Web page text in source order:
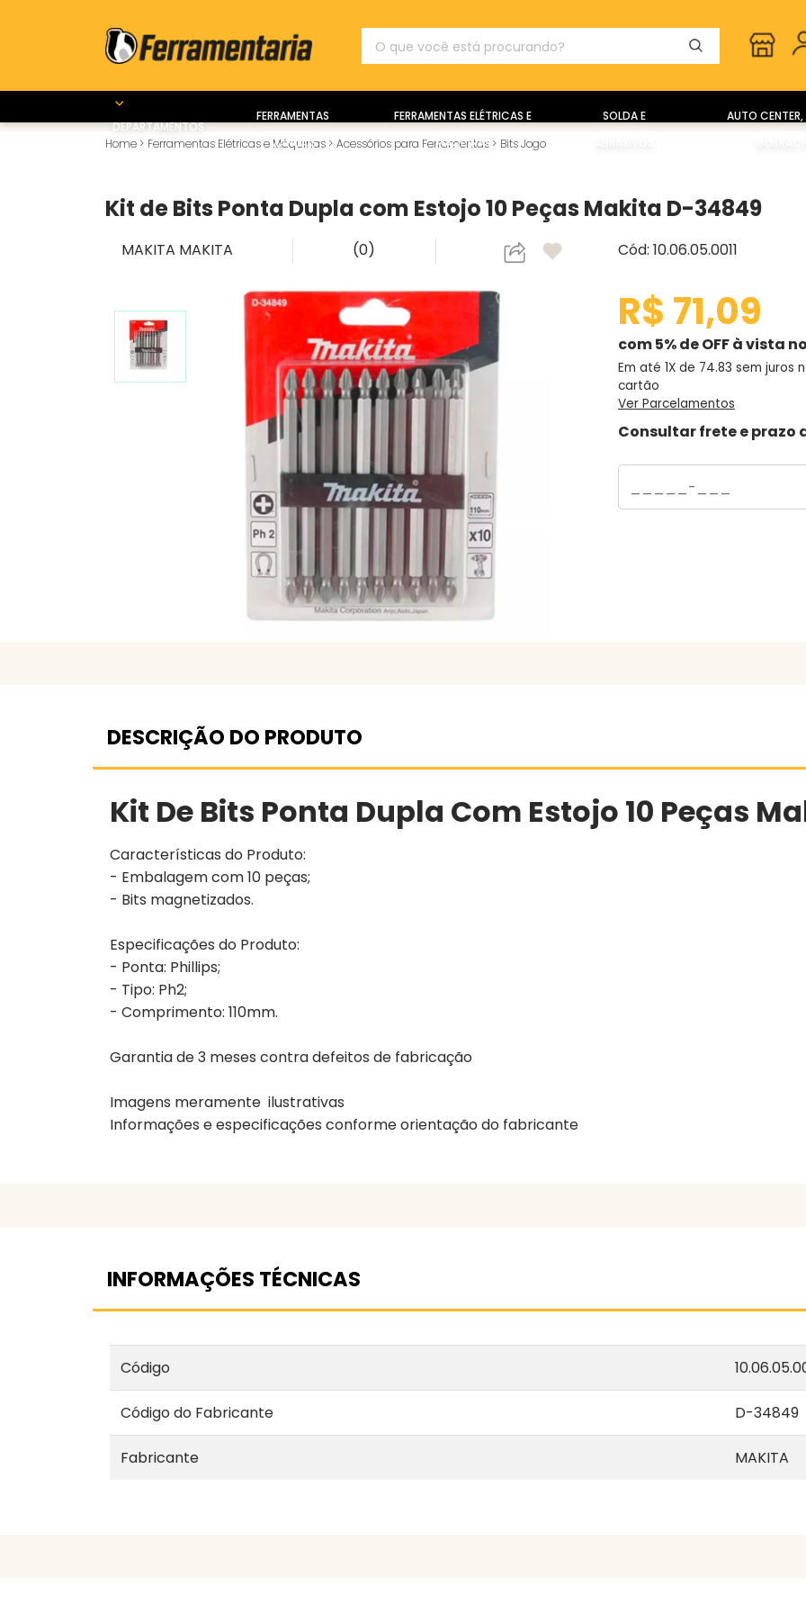
DEPARTAMENTOS
FERRAMENTAS
MANUAIS
FERRAMENTAS ELÉTRICAS E
MÁQUINAS
SOLDA E
AUTO CENTER,
Home > Ferramentas Elétricas e Máquinas > Acessórios para Ferramentas > Bits Jogo
Kit de Bits Ponta Dupla com Estojo 10 Peças Makita D-34849
MAKITA MAKITA (0) Cód: 10.06.05.0011
R$ 71,09
com 5% de OFF à vista
Em até 1X de 74.83 sem juros
cartão
Ver Parcelamentos
Consultar frete e prazo
DESCRIÇÃO DO PRODUTO
Kit De Bits Ponta Dupla Com Estojo 10 Peças
Características do Produto:
- Embalagem com 10 peças;
- Bits magnetizados.
Especificações do Produto:
- Ponta: Phillips;
- Tipo: Ph2;
- Comprimento: 110mm.
Garantia de3 meses contra defeitos de fabricação
Imagens meramente ilustrativas
Informações e especificações conforme orientação do fabricante
INFORMAÇÕES TÉCNICAS
Código
Código do Fabricante D-34849
Fabricante MAKITA